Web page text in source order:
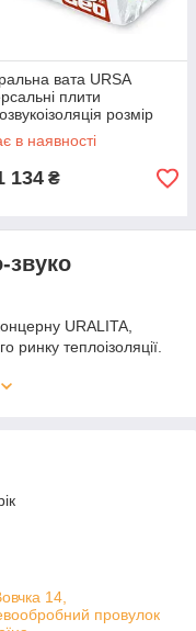
вата URSA
плити
розмір
мм. паковання
в наявності
134 ₴
звуко
URALITA,
ринку теплоізоляції.
країн
і посиленою
і приватних
14,
провулок